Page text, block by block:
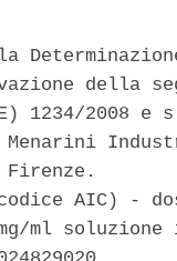
della
1234/2008
Menarini
AIC) -
mg/ml